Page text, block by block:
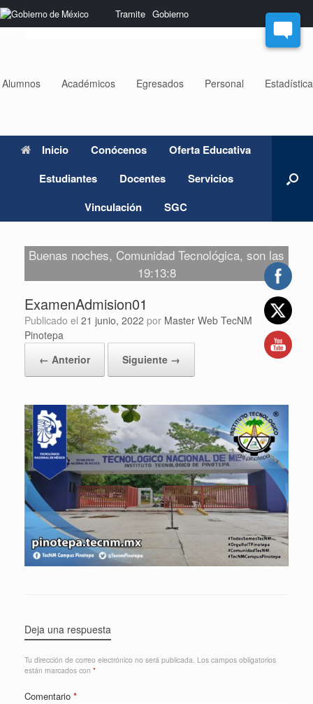
Nota:
este
sistema
Tramite Gobierno
Saltar
al
Alumnos Académicos Egresados Personal
Inicio Conócenos
Oferta Educativa
Estudiantes
Docentes
Servicios
Vinculación
SGC
Buenas noches, Comunidad Tecnológica, son las
19:13:8
ExamenAdmision01
Publicado el 21 junio, 2022 por Master Web TecNM
Pinotepa
← Anterior
Siguiente →
Deja una respuesta
Tu dirección de correo electrónico no será publicada. Los campos obligatorios
están marcados con *
Comentario *